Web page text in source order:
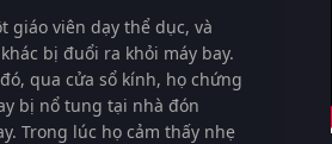
giáo viên dạy thể dục, và
bị đuổi ra khỏi máy bay.
qua cửa sổ kính, họ chứng
bị nổ tung tại nhà đón
Trong lúc họ cảm thấy nhẹ